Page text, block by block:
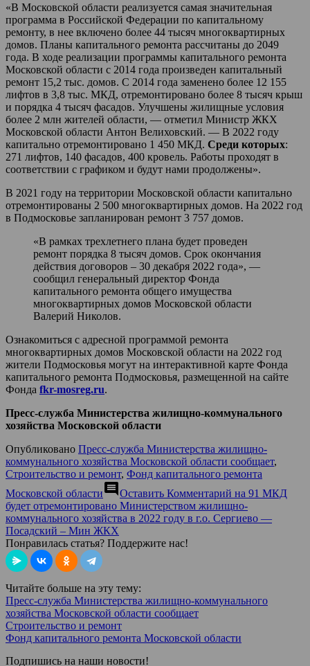
«В Московской области реализуется самая значительная
программа в Российской Федерации по капитальному
ремонту, в нее включено более 44 тысяч многоквартирных
домов. Планы капитального ремонта рассчитаны до 2049
года. В ходе реализации программы капитального ремонта
Московской области с 2014 года произведен капитальный
ремонт 15,2 тыс. домов. С 2014 года заменено более 12 155
лифтов в 3,8 тыс. МКД, отремонтировано более 8 тысяч крыш
и порядка 4 тысяч фасадов. Улучшены жилищные условия
более 2 млн жителей области, — отметил Министр ЖКХ
Московской области Антон Велиховский. — В 2022 году
капитально отремонтировано 1 450 МКД. Среди которых:
271 лифтов, 140 фасадов, 400 кровель. Работы проходят в
соответствии с графиком и будут нами продолжены».
В 2021 году на территории Московской области капитально
отремонтированы 2 500 многоквартирных домов. На 2022 год
в Подмосковье запланирован ремонт 3 757 домов.
«В рамках трехлетнего плана будет проведен
ремонт порядка 8 тысяч домов. Срок окончания
действия договоров – 30 декабря 2022 года», —
сообщил генеральный директор Фонда
капитального ремонта общего имущества
многоквартирных домов Московской области
Валерий Николов.
Ознакомиться с адресной программой ремонта
многоквартирных домов Московской области на 2022 год
жители Подмосковья могут на интерактивной карте Фонда
капитального ремонта Подмосковья, размещенной на сайте
Фонда fkr-mosreg.ru.
Пресс-служба Министерства жилищно-коммунального
хозяйства Московской области
Опубликовано Пресс-служба Министерства жилищно-
коммунального хозяйства Московской области сообщает,
Строительство и ремонт, Фонд капитального ремонта
Московской областиcomment Оставить Комментарий на 91 МКД
будет отремонтировано Министерством жилищно-
коммунального хозяйства в 2022 году в г.о. Сергиево —
Посадский – Мин ЖКХ
Понравилась статья? Поддержите нас!
Читайте больше на эту тему:
Пресс-служба Министерства жилищно-коммунального
хозяйства Московской области сообщает
Строительство и ремонт
Фонд капитального ремонта Московской области
Подпишись на наши новости!